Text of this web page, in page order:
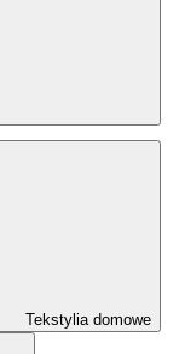
Tekstylia domowe